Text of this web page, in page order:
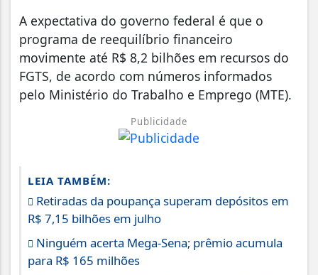
A expectativa do governo federal é que o
programa de reequilíbrio financeiro
movimente até R$ 8,2 bilhões em recursos do
FGTS, de acordo com números informados
pelo Ministério do Trabalho e Emprego (MTE).
Publicidade
LEIA TAMBÉM:
Retiradas da poupança superam depósitos em
R$ 7,15 bilhões em julho
Ninguém acerta Mega-Sena; prêmio acumula
para R$ 165 milhões